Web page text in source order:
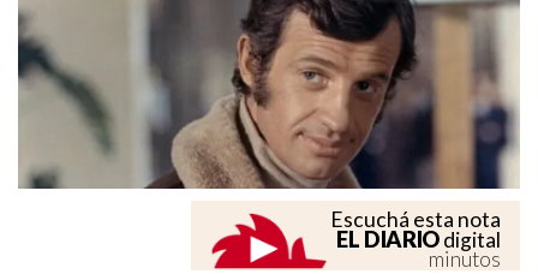
Escuchá esta nota
EL DIARIOdigital
minutos